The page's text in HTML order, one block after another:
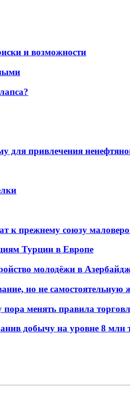
и возможности
для привлечения
к прежнему союзу
Турции в Европе
молодёжи в
но не самостоятельную
менять правила
добычу на уровне 8 млн